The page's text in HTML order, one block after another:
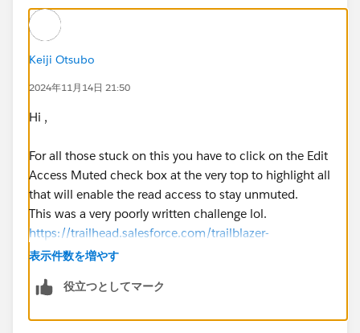
Keiji Otsubo
2024年11月14日 21:50
Hi ,
For all those stuck on this you have to click on the Edit
Access Muted check box at the very top to highlight all
that will enable the read access to stay unmuted.
This was a very poorly written challenge lol.
https://trailhead.salesforce.com/trailblazer-
community/feed/0D54V00007Z9w4nSAB
表示件数を増やす
役立つとしてマーク